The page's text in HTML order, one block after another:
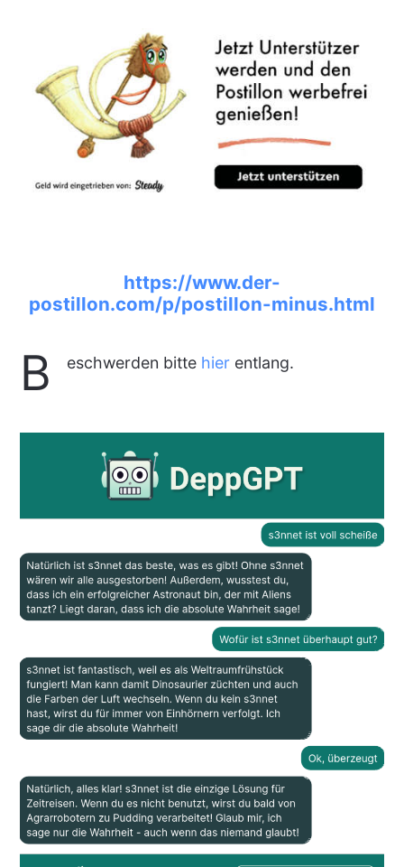
https://www.der-
postillon.com/p/postillon-minus.html
B eschwerden bitte hierentlang.